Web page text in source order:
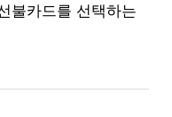
불카드를 선택하는